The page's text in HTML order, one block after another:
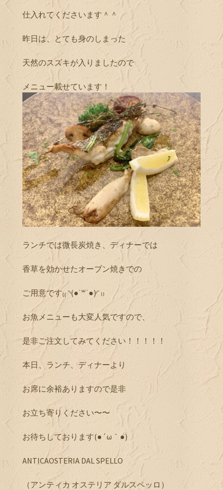
仕入れてくださいます＾＾
昨日は、とても身のしまった
天然のスズキが入りましたので
メニュー載せています！
ランチでは微長炭焼き、ディナーでは
香草を効かせたオーブン焼きでの
ご用意です₍₍ ◝(●˙꒳˙●)◜ ₎₎
お魚メニューも大変人気ですので、
是非ご注文してみてください！！！！！
本日、ランチ、ディナーより
お席に余裕ありますので是非
お立ち寄りください〜〜
お待ちしております(●´ω｀●)
ANTICAOSTERIA DAL SPELLO
（アンティカ オステリア ダルスペッロ）